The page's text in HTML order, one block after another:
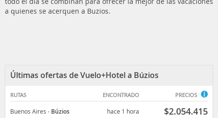
a quienes se acerquen a Buzios.
Últimas ofertas de Vuelo+Hotel a Búzios
RUTAS ENCONTRADO PRECIOS
Buenos Aires - Búzios hace 1 hora $2.054.415